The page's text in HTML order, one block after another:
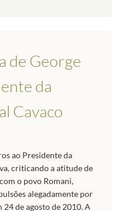
de George
da
Cavaco
ao Presidente da
criticando a atitude de
o povo Romani,
alegadamente por
24 de agosto de 2010. A